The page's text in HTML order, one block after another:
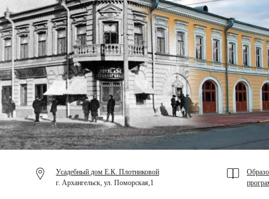
Усадебный дом Е.К. Плотниковой
г. Архангельск, ул. Поморская,1